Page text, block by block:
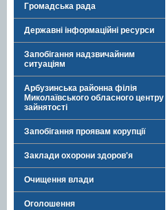
Громадська рада
Державні інформаційні ресурси
Запобігання надзвичайним
ситуаціям
Арбузинська районна філія
Миколаївського обласного центру
зайнятості
Запобігання проявам корупції
Заклади охорони здоров'я
Очищення влади
Оголошення